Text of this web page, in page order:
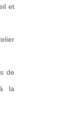
et
de
la